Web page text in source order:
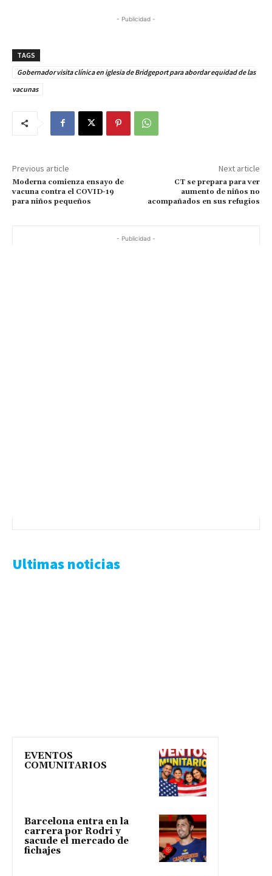
- Publicidad -
TAGS
Gobernador visita clínica en iglesia de Bridgeport para abordar equidad de las
vacunas
Previous article
Moderna comienza ensayo de
vacuna contra el COVID-19
para niños pequeños
Next article
CT se prepara para ver
aumento de niños no
acompañados en sus refugios
- Publicidad -
Ultimas noticias
EVENTOS
COMUNITARIOS
Barcelona entra en la
carrera por Rodri y
sacude el mercado de
fichajes